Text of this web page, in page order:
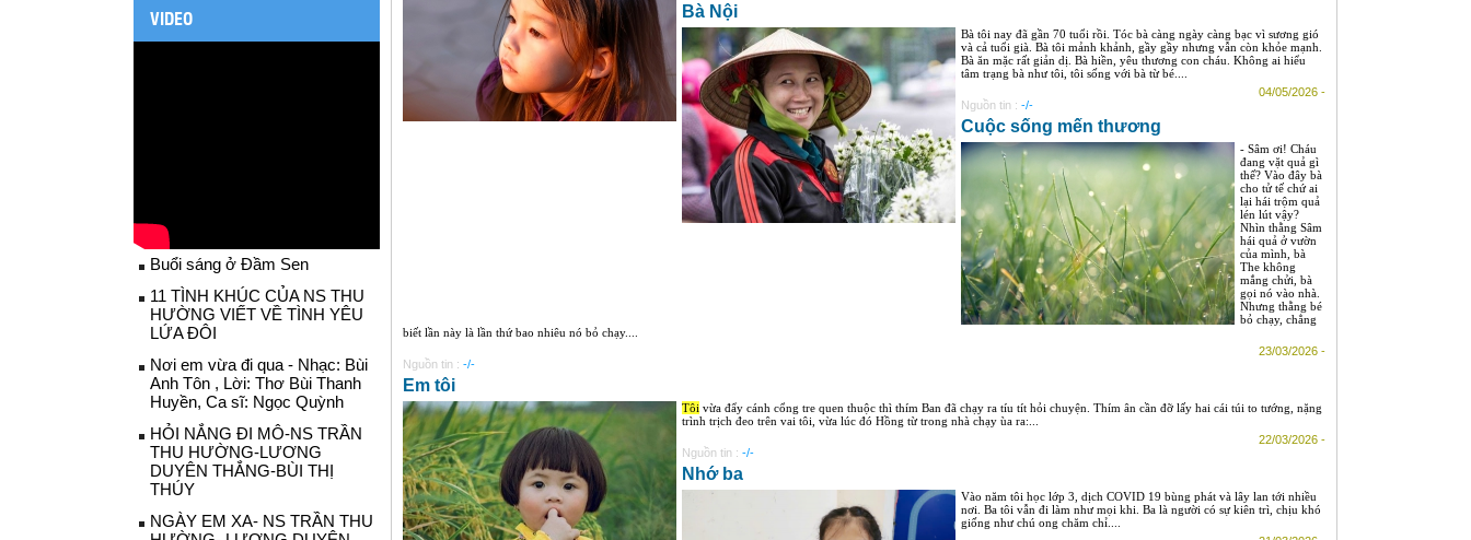
VIDEO
Buổi sáng ở Đầm Sen
11 TÌNH KHÚC CỦA NS THU
HƯỜNG VIẾT VỀ TÌNH YÊU
LỨA ĐÔI
Nơi em vừa đi qua - Nhạc: Bùi
Anh Tôn , Lời: Thơ Bùi Thanh
Huyền, Ca sĩ: Ngọc Quỳnh
HỎI NẮNG ĐI MÔ-NS TRẦN
THU HƯỜNG-LƯƠNG
DUYÊN THẮNG-BÙI THỊ
THÚY
NGÀY EM XA- NS TRẦN THU
Bà Nội
Bà tôi nay đã gần 70 tuổi rồi. Tóc bà càng ngày càng bạc vì sương gió
và cả tuổi già. Bà tôi mảnh khảnh, gầy gầy nhưng vẫn còn khỏe mạnh.
Bà ăn mặc rất giản dị. Bà hiền, yêu thương con cháu. Không ai hiểu
tâm trạng bà như tôi, tôi sống với bà từ bé....
04/05/2026 -
Nguồn tin : -/-
Cuộc sống mến thương
- Sâm ơi! Cháu
đang vặt quả gì
thế? Vào đây bà
cho tử tế chứ ai
lại hái trộm quả
lén lút vậy?
Nhìn thằng Sâm
hái quả ở vườn
của mình, bà
The không
mắng chửi, bà
gọi nó vào nhà.
Nhưng thằng bé
bỏ chạy, chẳng
biết lần này là lần thứ bao nhiêu nó bỏ chạy....
23/03/2026 -
Nguồn tin : -/-
Em tôi
Tôi vừa đẩy cánh cổng tre quen thuộc thì thím Ban đã chạy ra tíu tít hỏi chuyện. Thím ân cần đỡ lấy hai cái túi to tướng, nặng
trình trịch đeo trên vai tôi, vừa lúc đó Hồng từ trong nhà chạy ùa ra:...
22/03/2026 -
Nguồn tin : -/-
Nhớ ba
Vào năm tôi học lớp 3, dịch COVID 19 bùng phát và lây lan tới nhiều
nơi. Ba tôi vẫn đi làm như mọi khi. Ba là người có sự kiên trì, chịu khó
giống như chú ong chăm chỉ....